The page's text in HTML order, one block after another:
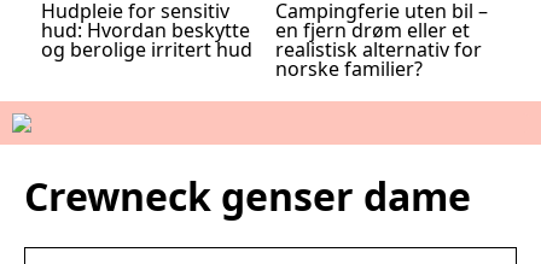
Hudpleie for sensitiv
hud: Hvordan beskytte
og berolige irritert hud
Campingferie uten bil –
en fjern drøm eller et
realistisk alternativ for
norske familier?
Crewneck genser dame